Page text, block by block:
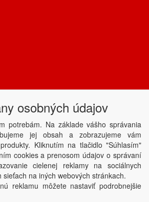
© DAMONAX s.r.o.2026
Powered by ABRA
osobných údajov
potrebám. Na základe vášho správania
jej obsah a zobrazujeme vám
Kliknutím na tlačidlo "Súhlasím"
cookies a prenosom údajov o správaní
cielenej reklamy na sociálnych
na iných webových stránkach.
reklamu môžete nastaviť podrobnejšie